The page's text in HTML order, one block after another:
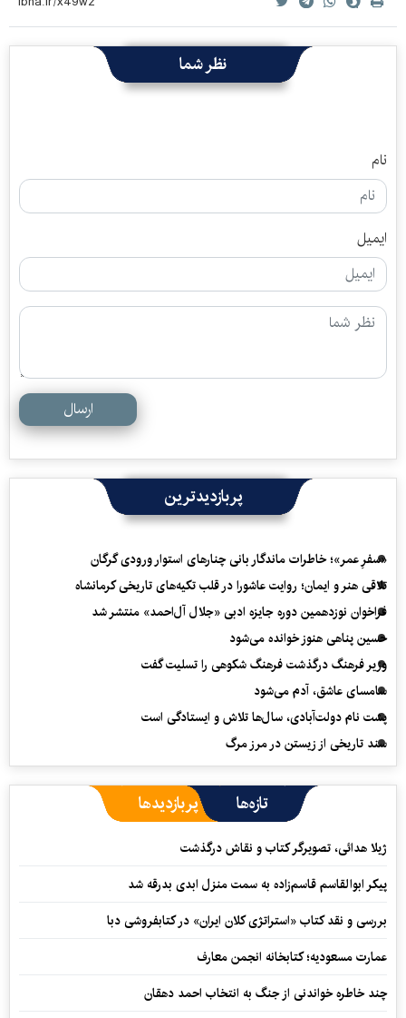
نظر شما
نام
ایمیل
ارسال
پربازدیدترین
«سفرِ عمر»؛ خاطرات ماندگار بانی چنارهای استوار ورودی گرگان
تلاقی هنر و ایمان؛ روایت عاشورا در قلب تکیه‌های تاریخی کرمانشاه
فراخوان نوزدهمین دوره جایزه ادبی «جلال آل‌احمد» منتشر شد
حسین پناهی هنوز خوانده می‌شود
وزیر فرهنگ درگذشت فرهنگ شکوهی را تسلیت گفت
سامسای عاشق، آدم می‌شود
پشت نام دولت‌آبادی، سال‌ها تلاش و ایستادگی است
سند تاریخی از زیستن در مرز مرگ
تازه‌ها پربازدیدها
ژیلا هدائی، تصویرگر کتاب و نقاش درگذشت
پیکر ابوالقاسم قاسم‌زاده به سمت منزل ابدی بدرقه شد
بررسی و نقد کتاب «استراتژی کلان ایران» در کتابفروشی دبا
عمارت مسعودیه؛ کتابخانه انجمن معارف
چند خاطره خواندنی از جنگ به انتخاب احمد دهقان